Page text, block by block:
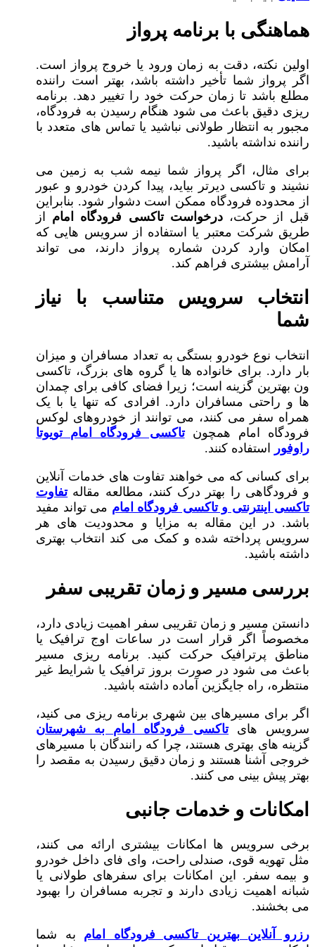
هماهنگی با برنامه پرواز
اولین نکته، دقت به زمان ورود یا خروج پرواز است.
اگر پرواز شما تأخیر داشته باشد، بهتر است راننده
مطلع باشد تا زمان حرکت خود را تغییر دهد. برنامه‌
ریزی دقیق باعث می‌ شود هنگام رسیدن به فرودگاه،
مجبور به انتظار طولانی نباشید یا تماس‌ های متعدد با
راننده نداشته باشید.
برای مثال، اگر پرواز شما نیمه‌ شب به زمین می‌
نشیند و تاکسی دیرتر بیاید، پیدا کردن خودرو و عبور
از محدوده فرودگاه ممکن است دشوار شود. بنابراین
قبل از حرکت،درخواست تاکسی فرودگاه امام از
طریق شرکت معتبر یا استفاده از سرویس‌ هایی که
امکان وارد کردن شماره پرواز دارند، می‌ تواند
آرامش بیشتری فراهم کند.
انتخاب سرویس متناسب با نیاز
شما
انتخاب نوع خودرو بستگی به تعداد مسافران و میزان
بار دارد. برای خانواده‌ ها یا گروه‌ های بزرگ، تاکسی
ون بهترین گزینه است؛ زیرا فضای کافی برای چمدان‌
ها و راحتی مسافران دارد. افرادی که تنها یا با یک
همراه سفر می‌ کنند، می‌ توانند از خودروهای لوکس
فرودگاه امام همچونتاکسی فرودگاه امام تویوتا
راوفور استفاده کنند.
برای کسانی که می‌ خواهند تفاوت‌ های خدمات آنلاین
و فرودگاهی را بهتر درک کنند، مطالعه مقالهتفاوت
تاکسی اینترنتی و تاکسی فرودگاه امام می‌ تواند مفید
باشد. در این مقاله به مزایا و محدودیت‌ های هر
سرویس پرداخته شده و کمک می‌ کند انتخاب بهتری
داشته باشید.
بررسی مسیر و زمان تقریبی سفر
دانستن مسیر و زمان تقریبی سفر اهمیت زیادی دارد،
مخصوصاً اگر قرار است در ساعات اوج ترافیک یا
مناطق پرترافیک حرکت کنید. برنامه‌ ریزی مسیر
باعث می‌ شود در صورت بروز ترافیک یا شرایط غیر
منتظره، راه جایگزین آماده داشته باشید.
اگر برای مسیرهای بین‌ شهری برنامه‌ ریزی می‌ کنید،
سرویس‌ هایتاکسی فرودگاه امام به شهرستان
گزینه‌ های بهتری هستند، چرا که رانندگان با مسیرهای
خروجی آشنا هستند و زمان دقیق رسیدن به مقصد را
بهتر پیش‌ بینی می‌ کنند.
امکانات و خدمات جانبی
برخی سرویس‌ ها امکانات بیشتری ارائه می‌ کنند،
مثل تهویه قوی، صندلی راحت، وای‌ فای داخل خودرو
و بیمه سفر. این امکانات برای سفرهای طولانی یا
شبانه اهمیت زیادی دارند و تجربه مسافران را بهبود
می‌ بخشند.
رزرو آنلاین
بهترین تاکسی فرودگاه امام به شما